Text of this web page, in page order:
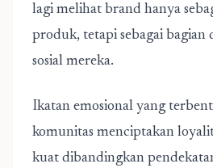
lagi melihat brand hanya
produk, tetapi sebagai bagian
sosial mereka.
Ikatan emosional yang
komunitas menciptakan
kuat dibandingkan